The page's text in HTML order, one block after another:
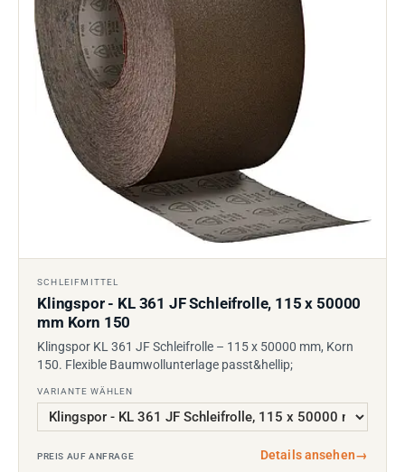
SCHLEIFMITTEL
Klingspor - KL 361 JF Schleifrolle, 115 x 50000
mm Korn 150
Klingspor KL 361 JF Schleifrolle – 115 x 50000 mm, Korn
150. Flexible Baumwollunterlage passt&hellip;
VARIANTE WÄHLEN
PREIS AUF ANFRAGE Details ansehen→